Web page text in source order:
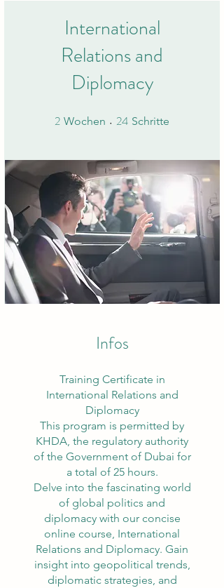
International
Relations and
Diplomacy
2 Wochen 2 Wochen
24 Schritte
Infos
Training Certificate in
International Relations and
Diplomacy
This program is permitted by
KHDA, the regulatory authority
of the Government of Dubai for
a total of 25 hours.
Delve into the fascinating world
of global politics and
diplomacy with our concise
online course, International
Relations and Diplomacy. Gain
insight into geopolitical trends,
diplomatic strategies, and